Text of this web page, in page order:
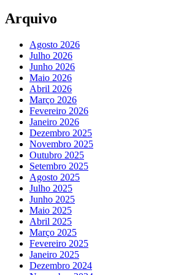
Arquivo
Agosto 2026
Julho 2026
Junho 2026
Maio 2026
Abril 2026
Março 2026
Fevereiro 2026
Janeiro 2026
Dezembro 2025
Novembro 2025
Outubro 2025
Setembro 2025
Agosto 2025
Julho 2025
Junho 2025
Maio 2025
Abril 2025
Março 2025
Fevereiro 2025
Janeiro 2025
Dezembro 2024